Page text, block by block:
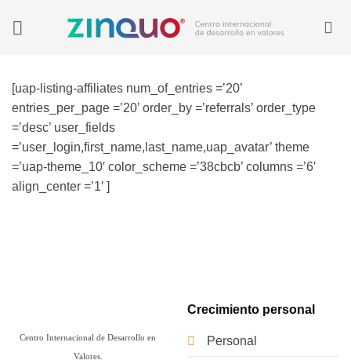
[uap-listing-affiliates num_of_entries =’20’
entries_per_page =’20’ order_by =’referrals’ order_type
=’desc’ user_fields
=’user_login,first_name,last_name,uap_avatar’ theme
=’uap-theme_10′ color_scheme =’38cbcb’ columns =’6′
align_center =’1′ ]
Centro Internacional de Desarrollo en
Valores.
Crecimiento personal
Personal